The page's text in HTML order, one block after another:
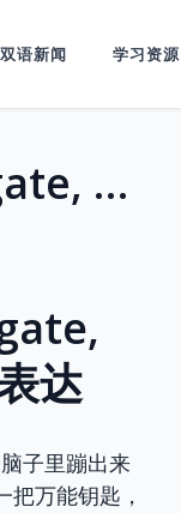
双语新闻 学习资源
雅思托福高分词汇：Ameliorate, Mitigate, Alleviate... 深度解析“改善”的N种高级表达
达
子里蹦出来
万能钥匙，